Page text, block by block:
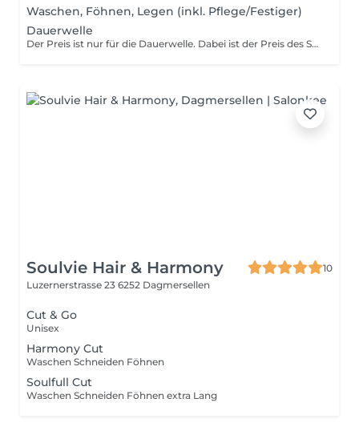
Waschen, Föhnen, Legen (inkl. Pflege/Festiger)
Dauerwelle
Der Preis ist nur für die Dauerwelle. Dabei ist der Preis des Schneidens und Waschen nicht inkludiert.
Soulvie Hair & Harmony
10
Luzernerstrasse 23 6252 Dagmersellen
Cut & Go
Unisex
Harmony Cut
Waschen Schneiden Föhnen
Soulfull Cut
Waschen Schneiden Föhnen extra Lang